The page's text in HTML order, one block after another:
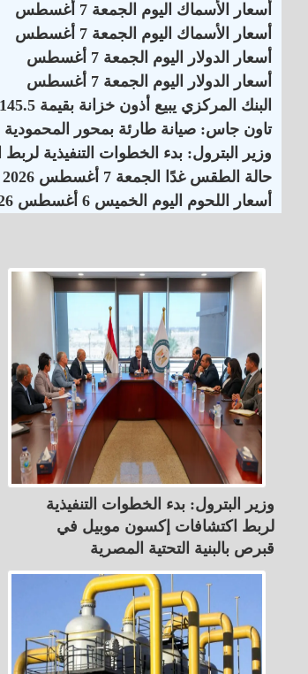
أسعار الأسماك اليوم الجمعة 7 أغسطس
أسعار الأسماك اليوم الجمعة 7 أغسطس
أسعار الدولار اليوم الجمعة 7 أغسطس
أسعار الدولار اليوم الجمعة 7 أغسطس
البنك المركزي يبيع أذون خزانة بقيمة 145.5 مليار جنيه
تاون جاس: صيانة طارئة بمحور المحمودية
وزير البترول: بدء الخطوات التنفيذية
حالة الطقس غدًا الجمعة 7 أغسطس 2026
أسعار اللحوم اليوم الخميس 6 أغسطس 2026
وزير البترول: بدء الخطوات التنفيذية
لربط اكتشافات إكسون موبيل في
قبرص بالبنية التحتية المصرية